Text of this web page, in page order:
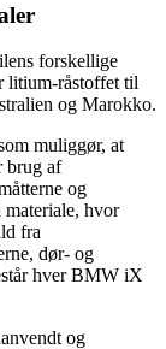
forskellige
litium-råstoffet til
og Marokko.
muliggør, at
brug af
og
hvor
fra
dør- og
hver BMW iX
og